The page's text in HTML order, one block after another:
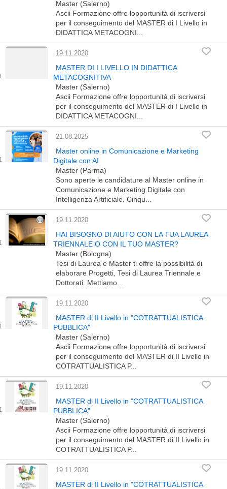
Master (Salerno)
Ascii Formazione offre lopportunità di iscriversi
per il conseguimento del MASTER di I Livello in
DIDATTICA METACOGNI...
19.11.2020
MASTER DI I LIVELLO IN DIDATTICA
METACOGNITIVA
Master (Salerno)
Ascii Formazione offre lopportunità di iscriversi
per il conseguimento del MASTER di I Livello in
DIDATTICA METACOGNI...
21.08.2025
Master online in Comunicazione e Marketing
Digitale con AI
Master (Parma)
Sono aperte le candidature al Master online in
Comunicazione e Marketing Digitale con
Intelligenza Artificiale. Cinqu...
19.11.2020
HAI BISOGNO DI AIUTO CON LA TUA LAUREA
TRIENNALE O CON IL TUO MASTER?
Master (Bologna)
Tesi di Laurea e Master ti offre la possibilità di
elaborare Progetti, Tesi di Laurea Triennale e
Dottorati. Mettiamo...
19.11.2020
MASTER di II Livello in "COTRATTUALISTICA
PUBBLICA"
Master (Salerno)
Ascii Formazione offre lopportunità di iscriversi
per il conseguimento del MASTER di II Livello in
COTRATTUALISTICA P...
19.11.2020
MASTER di II Livello in "COTRATTUALISTICA
PUBBLICA"
Master (Salerno)
Ascii Formazione offre lopportunità di iscriversi
per il conseguimento del MASTER di II Livello in
COTRATTUALISTICA P...
19.11.2020
MASTER di II Livello in "COTRATTUALISTICA